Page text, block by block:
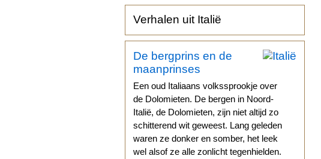
Verhalen uit Italië
De bergprins en de
maanprinses
Een oud Italiaans volkssprookje over
de Dolomieten. De bergen in Noord-
Italië, de Dolomieten, zijn niet altijd zo
schitterend wit geweest. Lang geleden
waren ze donker en somber, het leek
wel alsof ze alle zonlicht tegenhielden.